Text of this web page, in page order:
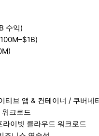
수익)
티브 앱 & 컨테이너 / 쿠버네
크로드
라이빗 클라우드 워크로드